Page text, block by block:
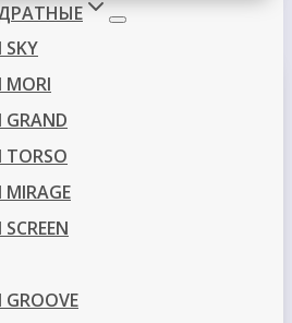
SKY
MORI
GRAND
TORSO
MIRAGE
GROOVE